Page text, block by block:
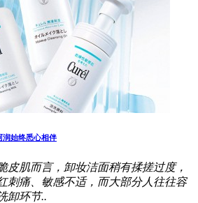
润始终悉心相伴
皮肌而言，卸妆洁面稍有揉搓过度，
刺痛、敏感不适，而大部分人往往容
卸环节..